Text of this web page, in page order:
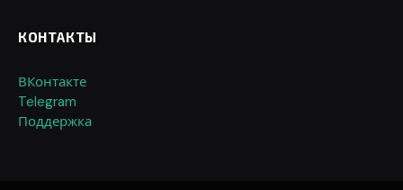
КОНТАКТЫ
ВКонтакте
Telegram
Поддержка